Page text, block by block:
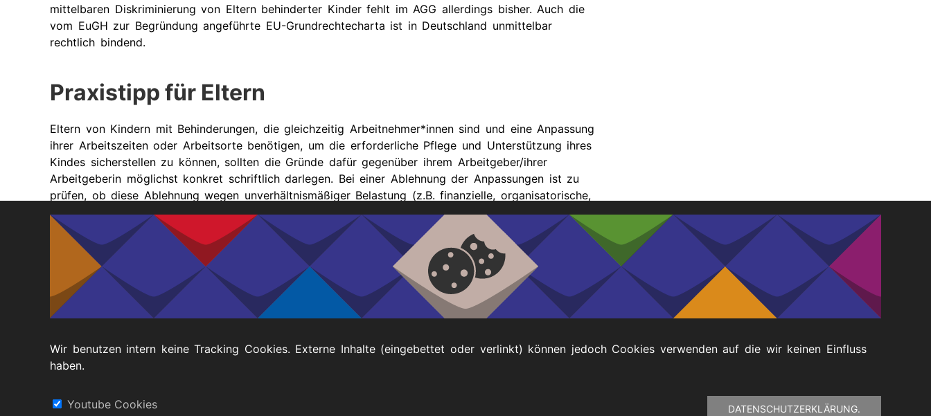
mittelbaren Diskriminierung von Eltern behinderter Kinder fehlt im AGG allerdings bisher. Auch die
vom EuGH zur Begründung angeführte EU-Grundrechtecharta ist in Deutschland unmittelbar
rechtlich bindend.
Praxistipp für Eltern
Eltern von Kindern mit Behinderungen, die gleichzeitig Arbeitnehmer*innen sind und eine Anpassung
ihrer Arbeitszeiten oder Arbeitsorte benötigen, um die erforderliche Pflege und Unterstützung ihres
Kindes sicherstellen zu können, sollten die Gründe dafür gegenüber ihrem Arbeitgeber/ihrer
Arbeitgeberin möglichst konkret schriftlich darlegen. Bei einer Ablehnung der Anpassungen ist zu
prüfen, ob diese Ablehnung wegen unverhältnismäßiger Belastung (z.B. finanzielle, organisatorische,
personelle Gründe) des Arbeitgebers/der Arbeitgeberin zulässig ist. Für diese Klärung sollte die
Hilfe der
Antdiskriminierungsstelle
oder einer Fachanwältin/eines Fachanwaltes für Arbeitsrecht in
Anspruch genommen werden.
Martina Steinke, KSL Münster
Wir benutzen intern keine Tracking Cookies. Externe Inhalte (eingebettet oder verlinkt) können jedoch Cookies verwenden auf die wir keinen Einfluss
haben.
DATENSCHUTZERKLÄRUNG.
Youtube Cookies